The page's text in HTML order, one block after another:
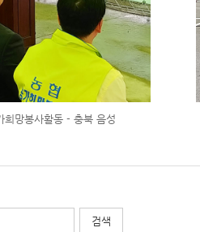
망봉사활동 - 충북 음성